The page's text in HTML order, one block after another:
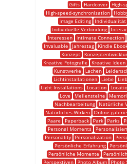
Gifts
Hardcover
High-
High-speed-synchronisation
Image Editing
Individualität
Individuelle Verbindung
Interessen
Intimate Connection
Invaluable
Jahrestag Kindle
Konzept
Kreative Fotografie
Kreative Ideen
Kunstwerke
Lachen
Lichtinstallationen
Liebe
Light Installations
Location
Love
Meilensteine
Nachbearbeitung
Natürliche
Natürliches Wirken
Online-galerie
Paare
Paperback Park Parks
Personal Moments
Personality
Personalization
Persönliche Erfahrung
Persönliche Momente
Perspektiven
Photo Album Photo